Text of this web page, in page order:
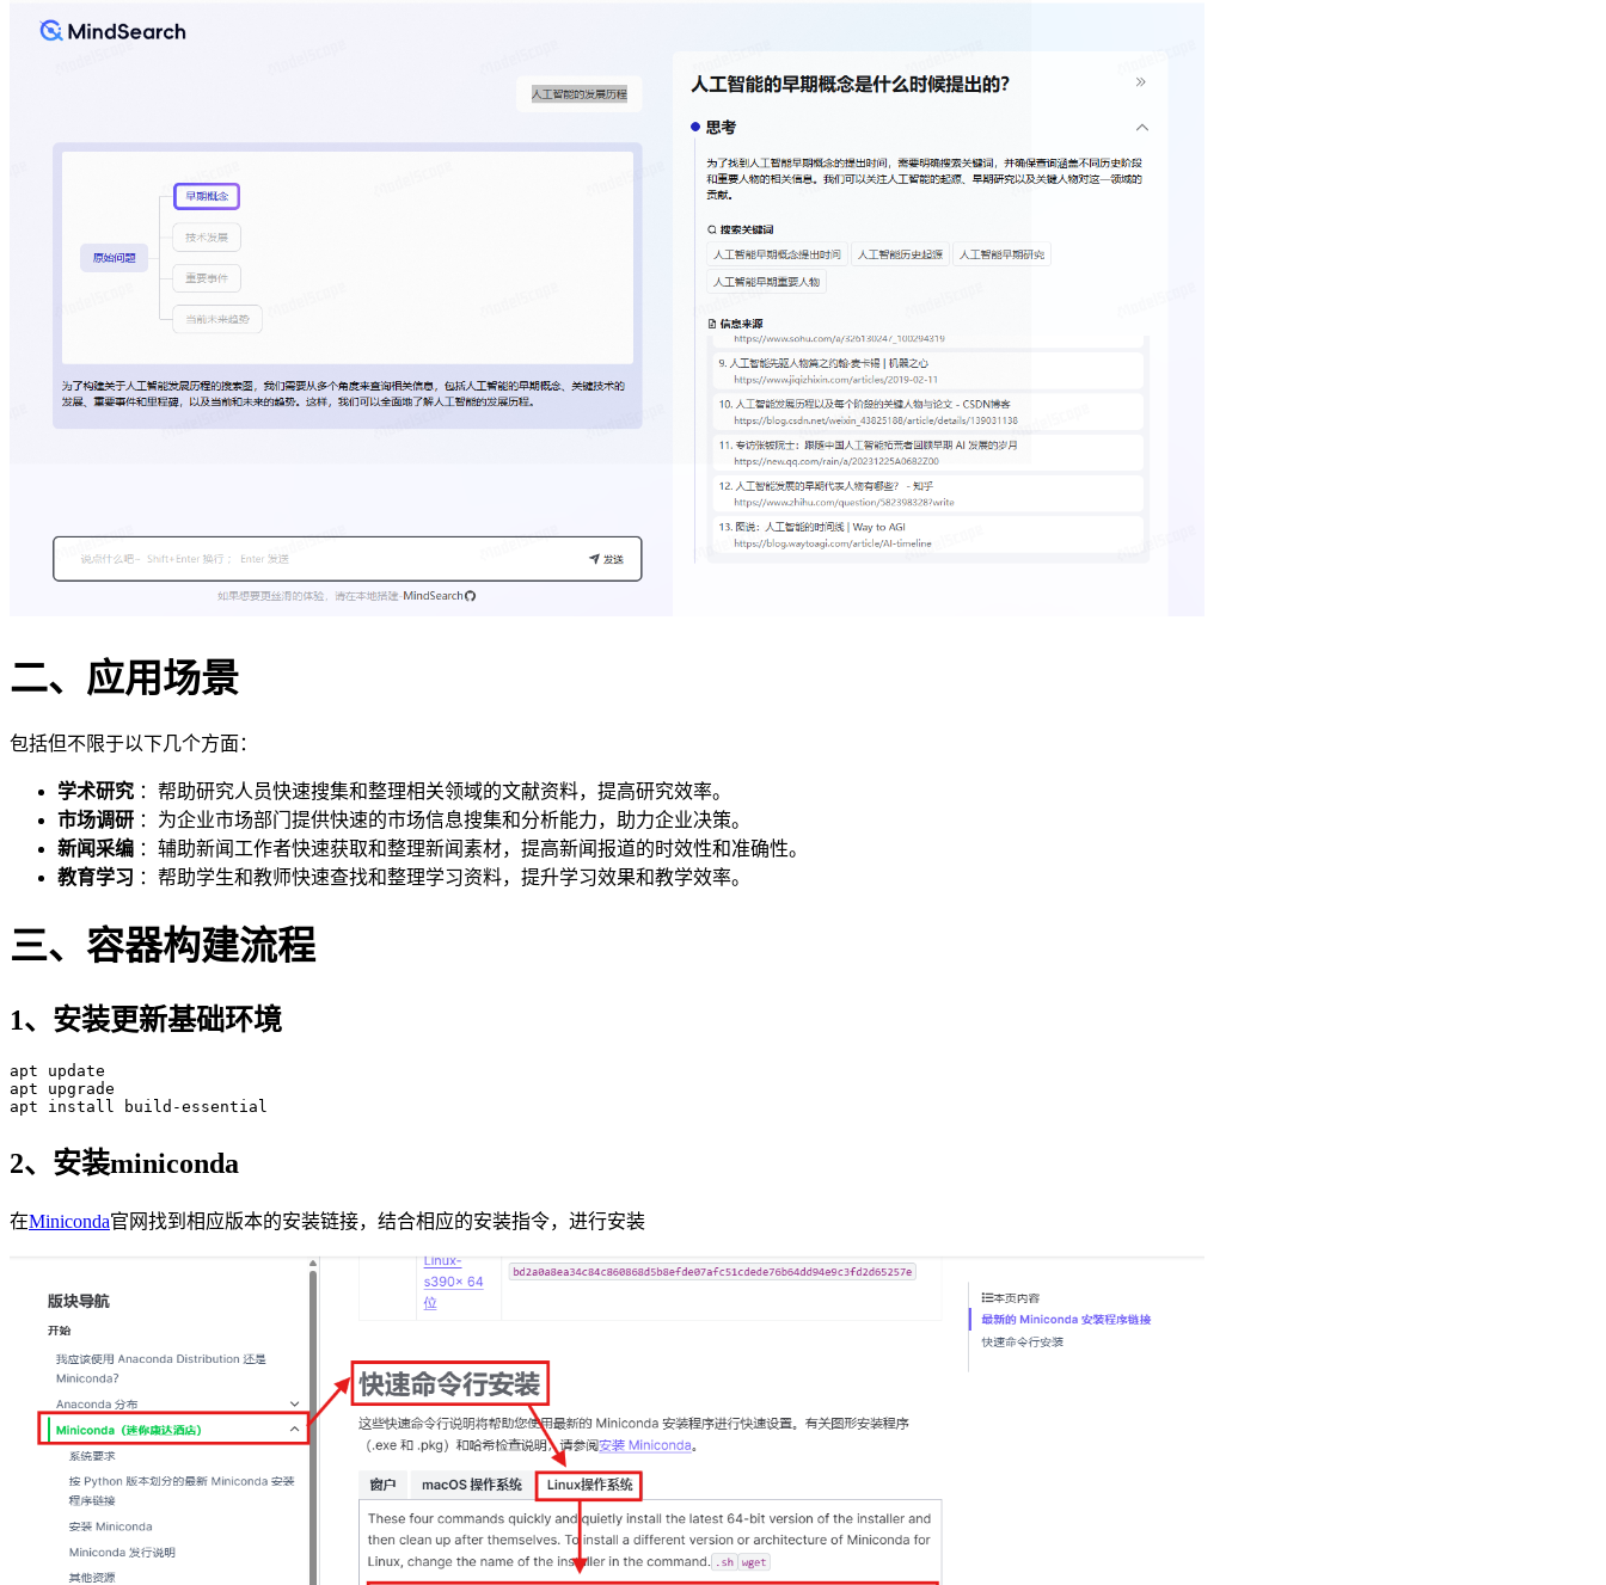
二、应用场景
包括但不限于以下几个方面：
学术研究 ：帮助研究人员快速搜集和整理相关领域的文献资料，提高研究效率。
市场调研 ：为企业市场部门提供快速的市场信息搜集和分析能力，助力企业决策。
新闻采编 ：辅助新闻工作者快速获取和整理新闻素材，提高新闻报道的时效性和准确性。
教育学习 ：帮助学生和教师快速查找和整理学习资料，提升学习效果和教学效率。
三、容器构建流程
1、安装更新基础环境
apt update
apt upgrade
2、安装miniconda
在Miniconda官网找到相应版本的安装链接，结合相应的安装指令，进行安装